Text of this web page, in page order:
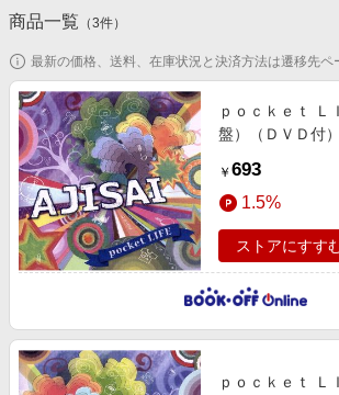
家電・PC・スマホ・カメラ
エンタメ
スポーツ・アウトドア・ゴルフ
インテリア・寝具
ペット・花・DIY・車
旅行・レジャー・ホテル予約
金融・マネー・保険
デジタルコンテンツ
新着ストアのご紹介
電子書籍特集
楽天ペイ導入ストア
楽天サービス特集
旅行特集
お中元特集2026
わくわく夏特集
とことん買い物チャレンジ
Apple公式サイト×楽天カード分割払い
Qoo10メガポ
楽天IDでログイン/会員登録
商品一覧 （3件）
最新の価格、送料、在庫状況と決済方法は遷移先ペ
ｐｏｃｋｅｔ Ｌ
盤）（ＤＶＤ付）
￥ 693
1.5%
ストアにすす
ｐｏｃｋｅｔ Ｌ